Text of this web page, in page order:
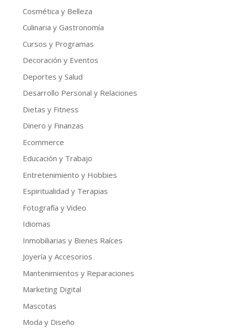
Cosmética y Belleza
Culinaria y Gastronomía
Cursos y Programas
Decoración y Eventos
Deportes y Salud
Desarrollo Personal y Relaciones
Dietas y Fitness
Dinero y Finanzas
Ecommerce
Educación y Trabajo
Entretenimiento y Hobbies
Espiritualidad y Terapias
Fotografía y Video
Idiomas
Inmobiliarias y Bienes Raíces
Joyería y Accesorios
Mantenimientos y Reparaciones
Marketing Digital
Mascotas
Moda y Diseño